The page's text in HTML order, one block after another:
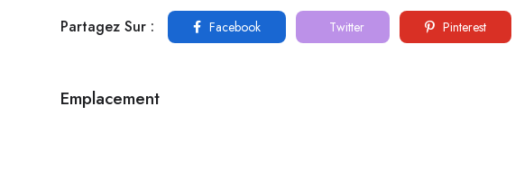
Partagez Sur : Facebook Twitter Pinterest
Emplacement